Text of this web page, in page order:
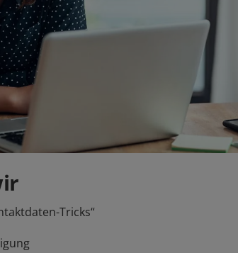
Tricks“